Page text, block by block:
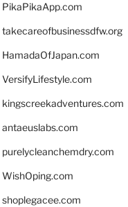
PikaPikaApp.com
takecareofbusinessdfw.org
HamadaOfJapan.com
VersifyLifestyle.com
kingscreekadventures.com
antaeuslabs.com
purelycleanchemdry.com
WishOping.com
shoplegacee.com